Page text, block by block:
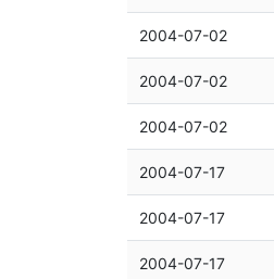
2004-07-02
2004-07-02
2004-07-02
2004-07-17
2004-07-17
2004-07-17